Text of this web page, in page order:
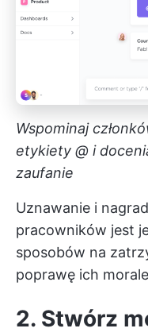
Wspominaj
etykiety @ i
zaufanie
Uznawanie i
pracowników jest
sposobów na
poprawę ich
2. Stwórz